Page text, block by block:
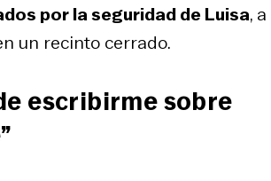
por la seguridad de Luisa, a
un recinto cerrado.
escribirme sobre